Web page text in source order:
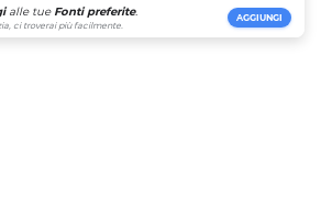
alle tue Fonti preferite.
ci troverai più facilmente.
AGGIUNGI